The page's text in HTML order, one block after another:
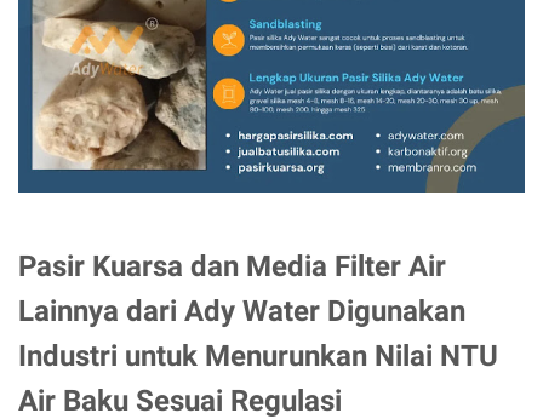
Pasir Kuarsa dan Media Filter Air
Lainnya dari Ady Water Digunakan
Industri untuk Menurunkan Nilai NTU
Air Baku Sesuai Regulasi